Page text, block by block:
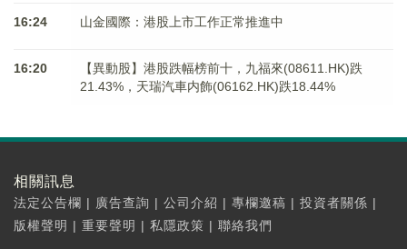
16:24 山金國際：港股上市工作正常推進中
16:20
【異動股】港股跌幅榜前十，九福來(08611.HK)跌
21.43%，天瑞汽車内飾(06162.HK)跌18.44%
相關訊息
法定公告欄 | 廣告查詢 | 公司介紹 | 專欄邀稿 | 投資者關係 |
版權聲明 | 重要聲明 | 私隱政策 | 聯絡我們